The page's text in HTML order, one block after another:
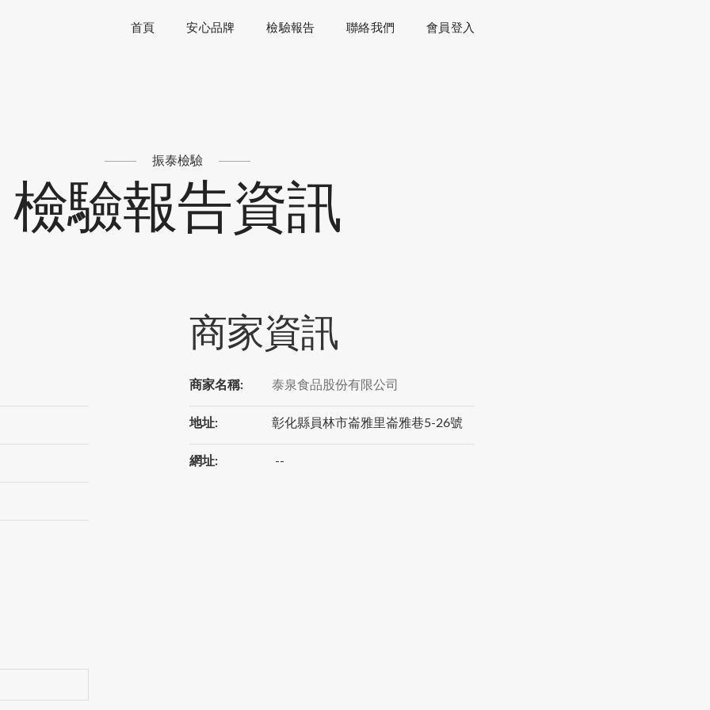
首頁 安心品牌 檢驗報告 聯絡我們 會員登入
振泰檢驗
檢驗報告資訊
商家資訊
商家名稱: 泰泉食品股份有限公司
地址: 彰化縣員林市崙雅里崙雅巷5-26號
網址: --